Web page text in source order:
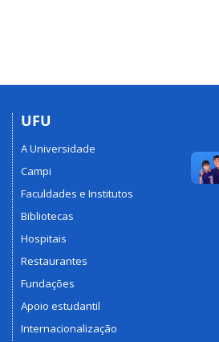
UFU
A Universidade
Campi
Faculdades e Institutos
Bibliotecas
Hospitais
Restaurantes
Fundações
Apoio estudantil
Internacionalização